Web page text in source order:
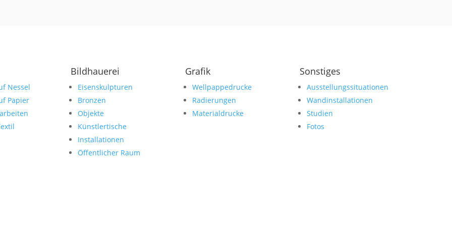
Nessel
Papier
Bildhauerei
Eisenskulpturen
Bronzen
Objekte
Künstlertische
Installationen
Öffentlicher Raum
Grafik
Wellpappedrucke
Radierungen
Materialdrucke
Sonstiges
Ausstellungssituationen
Wandinstallationen
Studien
Fotos